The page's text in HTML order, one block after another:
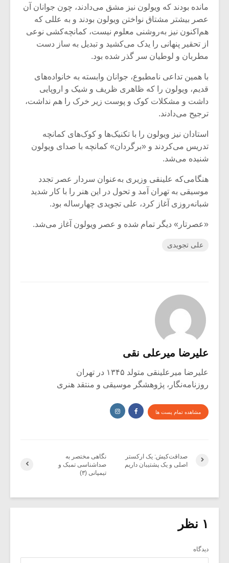
مانده بودند که ویولون نیز مشق می‌دادند، چون جوانان آن
عصر بیشتر مشتاق نواختن ویولون بودند و به عللی که
هم‌اکنون نیز به‌روشنی معلوم نیست، کمانچه‌کشی نوعی
از تحقیر پنهانی را یدک می‌کشید و تبدیل به ساز دست
مطربان و لوطیان سر گذر شده بود.
با همین تداعی نامطبوع، جوانان وابسته به خانواده‌های
قدیم، ویولون را که ظاهری ظریف و شیک و اروپایی
داشت و مشکلات کوک و پوست زیر خرک را هم نداشت،
ترجیح می‌دادند.
استادان نیز ویولون را با تکنیک‌ها و کوک‌های کمانچه
تدریس می‌کردند و «برگردان» کمانچه با صدای ویولون
شنیده می‌شد.
هنگامی‌که علینقی وزیری به‌عنوان سردار عصر تجدد
موسیقی به تهران آمد و تحول در این هنر را با کار شدید
شبانه‌روزی آغاز کرد، علی تجویدی چهارساله بود.
«عصرتار» دیگر تمام شده و عصر ویولون آغاز می‌شد.
علی تجویدی
علیرضا میرعلی نقی
علیرضا میرعلینقی متولد ۱۳۴۵ در تهران
روزنامه‌نگار، پژوهشگر موسیقی و منتقد هنری
مشاهده تمام پست ها
نگاهی مختصر به
صداشناسی تمبک و
تیمپانی (۳)
صداقت‌کیش: یک ارکستر
اصلی و یک پشتیبان داریم
۱ نظر
دیدگاه